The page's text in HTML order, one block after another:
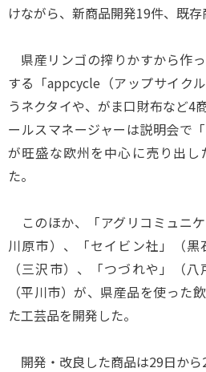
けながら、新商品開発19件、既存
県産リンゴの搾りかすから作
する「appcycle（アップサイク
うネクタイや、がま口財布など4
ールスマネージャーは説明会で
が旺盛な欧州を中心に売り出
た。
このほか、「アグリコミュニ
川原市）、「セイビン社」（黒
（三沢市）、「つづれや」（
（平川市）が、県産品を使った
た工芸品を開発した。
開発・改良した商品は29日か